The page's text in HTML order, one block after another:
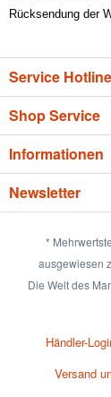
Rücksendung der
Service Hotline
Shop Service
Informationen
Newsletter
*
ausgewiesen
Die Welt des
Händler-
Versand